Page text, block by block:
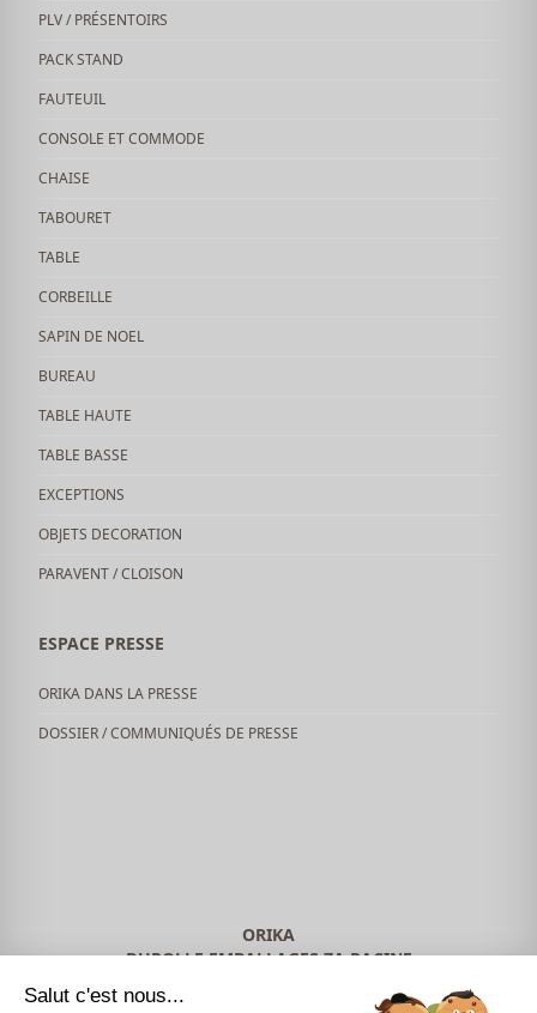
PLV / PRÉSENTOIRS
PACK STAND
FAUTEUIL
CONSOLE ET COMMODE
CHAISE
TABOURET
TABLE
CORBEILLE
SAPIN DE NOEL
BUREAU
TABLE HAUTE
TABLE BASSE
EXCEPTIONS
OBJETS DECORATION
PARAVENT / CLOISON
ESPACE PRESSE
ORIKA DANS LA PRESSE
DOSSIER / COMMUNIQUÉS DE PRESSE
ORIKA
DUROLLE EMBALLAGES ZA RACINE
Salut c'est nous...